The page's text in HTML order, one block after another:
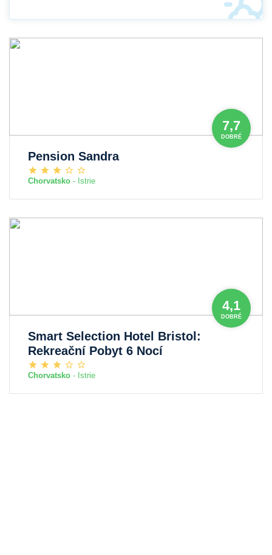
7,7
DOBRÉ
Pension Sandra
Chorvatsko - Istrie
4,1
DOBRÉ
Smart Selection Hotel Bristol:
Rekreační Pobyt 6 Nocí
Chorvatsko - Istrie